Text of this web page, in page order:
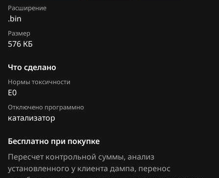
Citroen
Dacia
DAF
Dodge
Dongfeng
Exeed
М86 CNG
М86 ПО ВАЗ
Я5.1.(x)
Я72
Я72+
Расширение
.bin
Размер
576 КБ
Что сделано
Нормы токсичности
E0
Отключено программно
катализатор
Бесплатно при покупке
Пересчет контрольной суммы, анализ
установленного у клиента дампа, перенос